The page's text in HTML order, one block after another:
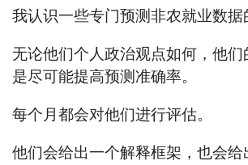
我认识一些专门预测非农就业数据
无论他们个人政治观点如何，他
是尽可能提高预测准确率。
每个月都会对他们进行评估。
他们会给出一个解释框架，也会给